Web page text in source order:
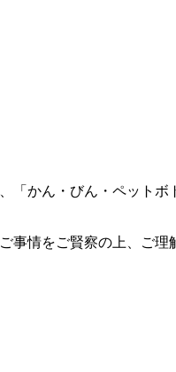
「かん・びん・ペットボ
情をご賢察の上、ご理